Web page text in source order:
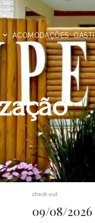
ACOMODAÇÕES
check-out